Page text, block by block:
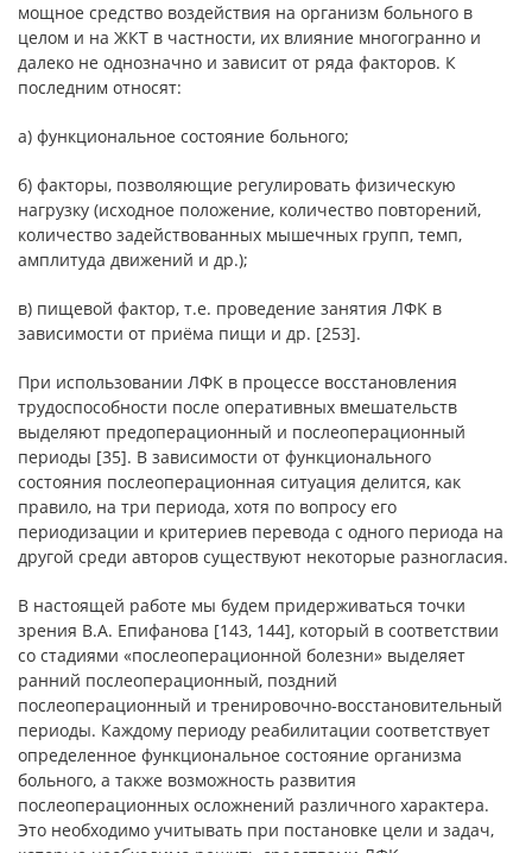
мощное средство воздействия на организм больного в
целом и на ЖКТ в частности, их влияние многогранно и
далеко не однозначно и зависит от ряда факторов. К
последним относят:
а) функциональное состояние больного;
б) факторы, позволяющие регулировать физическую
нагрузку (исходное положение, количество повторений,
количество задействованных мышечных групп, темп,
амплитуда движений и др.);
в) пищевой фактор, т.е. проведение занятия ЛФК в
зависимости от приёма пищи и др. [253].
При использовании ЛФК в процессе восстановления
трудоспособности после оперативных вмешательств
выделяют предоперационный и послеоперационный
периоды [35]. В зависимости от функционального
состояния послеоперационная ситуация делится, как
правило, на три периода, хотя по вопросу его
периодизации и критериев перевода с одного периода на
другой среди авторов существуют некоторые разногласия.
В настоящей работе мы будем придерживаться точки
зрения В.А. Епифанова [143, 144], который в соответствии
со стадиями «послеоперационной болезни» выделяет
ранний послеоперационный, поздний
послеоперационный и тренировочно-восстановительный
периоды. Каждому периоду реабилитации соответствует
определенное функциональное состояние организма
больного, а также возможность развития
послеоперационных осложнений различного характера.
Это необходимо учитывать при постановке цели и задач,